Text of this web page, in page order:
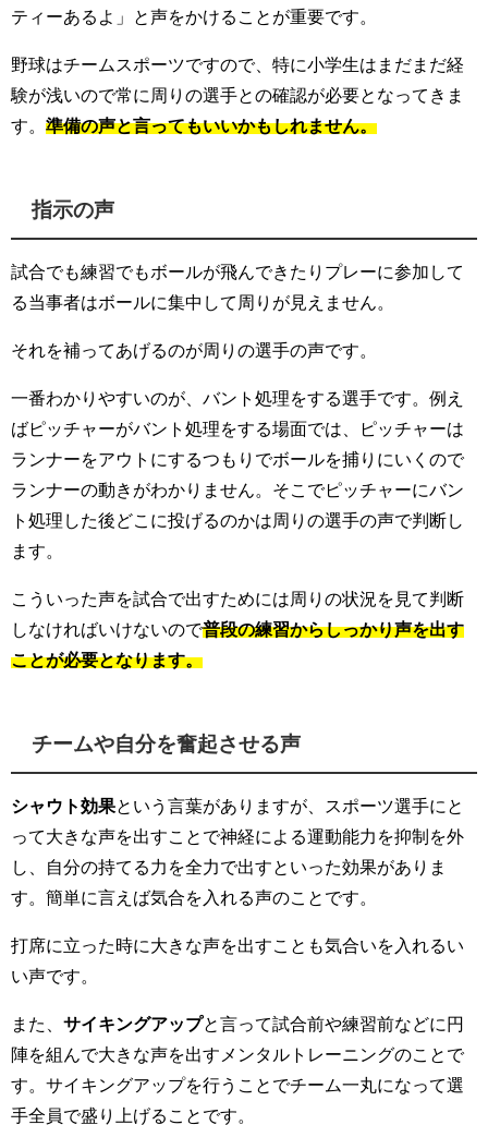
ティーあるよ」と声をかけることが重要です。
野球はチームスポーツですので、特に小学生はまだまだ経
験が浅いので常に周りの選手との確認が必要となってきま
す。 準備の声と言ってもいいかもしれません。
指示の声
試合でも練習でもボールが飛んできたりプレーに参加して
る当事者はボールに集中して周りが見えません。
それを補ってあげるのが周りの選手の声です。
一番わかりやすいのが、バント処理をする選手です。例え
ばピッチャーがバント処理をする場面では、ピッチャーは
ランナーをアウトにするつもりでボールを捕りにいくので
ランナーの動きがわかりません。そこでピッチャーにバン
ト処理した後どこに投げるのかは周りの選手の声で判断し
ます。
こういった声を試合で出すためには周りの状況を見て判断
しなければいけないので普段の練習からしっかり声を出す
ことが必要となります。
チームや自分を奮起させる声
シャウト効果という言葉がありますが、スポーツ選手にと
って大きな声を出すことで神経による運動能力を抑制を外
し、自分の持てる力を全力で出すといった効果がありま
す。簡単に言えば気合を入れる声のことです。
打席に立った時に大きな声を出すことも気合いを入れるい
い声です。
また、 サイキングアップと言って試合前や練習前などに円
陣を組んで大きな声を出すメンタルトレーニングのことで
す。サイキングアップを行うことでチーム一丸になって選
手全員で盛り上げることです。